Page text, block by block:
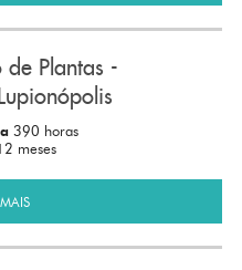
Plantas -
390 horas
meses